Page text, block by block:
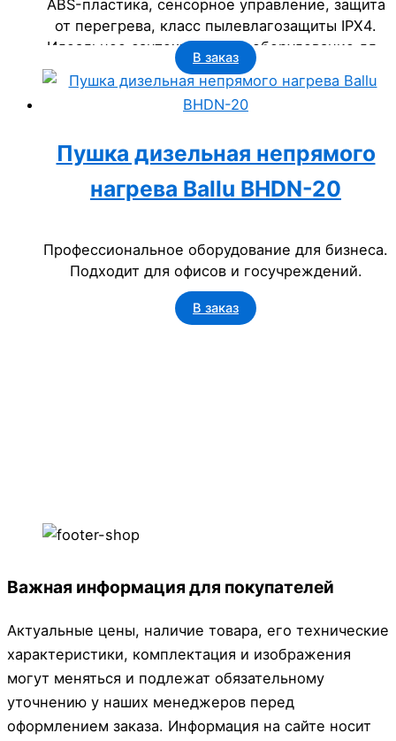
ABS-пластика, сенсорное управление, защита
от перегрева, класс пылевлагозащиты IPX4.
Идеальное сантехническое оборудование для
бизнеса: офисов, гостиниц, государственных
учреждений.
В заказ
Пушка дизельная непрямого
нагрева Ballu BHDN-20
Профессиональное оборудование для бизнеса.
Подходит для офисов и госучреждений.
В заказ
Важная информация для покупателей
Актуальные цены, наличие товара, его технические
характеристики, комплектация и изображения
могут меняться и подлежат обязательному
уточнению у наших менеджеров перед
оформлением заказа. Информация на сайте носит